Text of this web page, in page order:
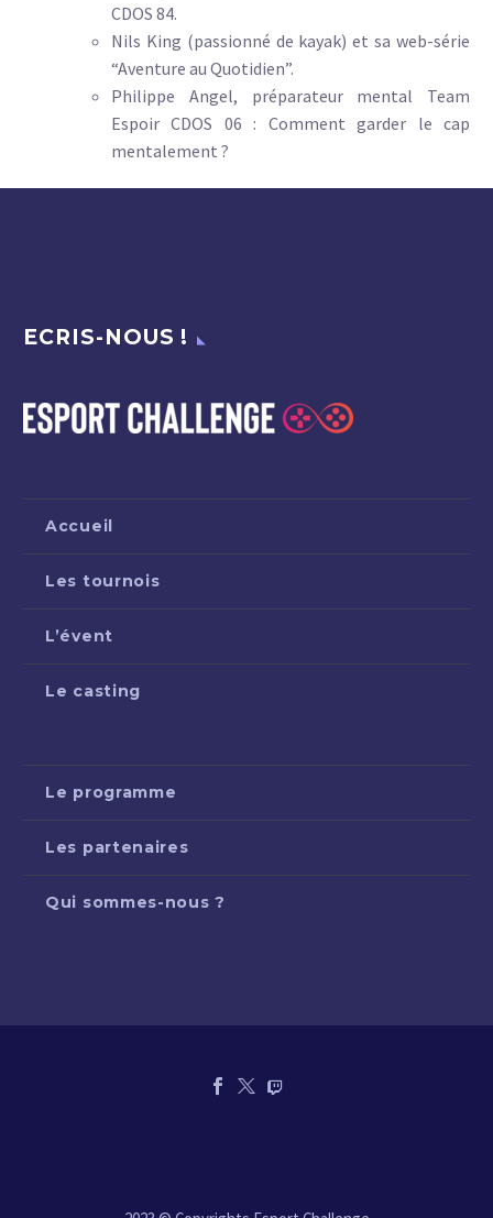
CDOS 84.
Nils King (passionné de kayak) et sa web-série
“Aventure au Quotidien”.
Philippe Angel, préparateur mental Team
Espoir CDOS 06 : Comment garder le cap
mentalement ?
ECRIS-NOUS !
Accueil
Les tournois
L’évent
Le casting
Le programme
Les partenaires
Qui sommes-nous ?